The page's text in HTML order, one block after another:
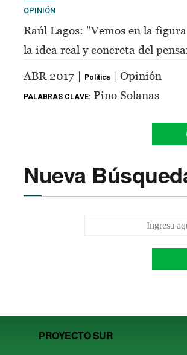
OPINIÓN
Raúl Lagos: "Vemos en la
la idea real y concreta del
de Perón"
ABR 2017 | Política | Opinión
PALABRAS CLAVE: Pino Solanas
Nueva
PROYECTO SUR